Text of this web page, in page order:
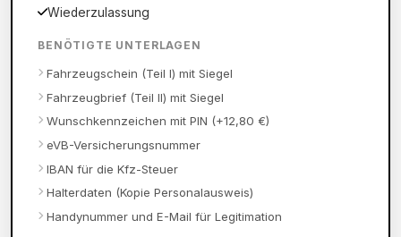
Wiederzulassung
BENÖTIGTE UNTERLAGEN
Fahrzeugschein (Teil I) mit Siegel
Fahrzeugbrief (Teil II) mit Siegel
Wunschkennzeichen mit PIN (+12,80 €)
eVB-Versicherungsnummer
IBAN für die Kfz-Steuer
Halterdaten (Kopie Personalausweis)
Handynummer und E-Mail für Legitimation